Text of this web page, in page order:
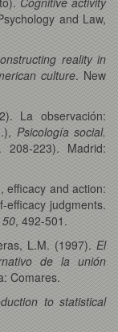
and Law,
reality in
culture. New
La observación:
Psicología social.
223). Madrid:
efficacy and action:
judgments.
, 492-501.
L.M. (1997). El
de la unión
Comares.
to statistical